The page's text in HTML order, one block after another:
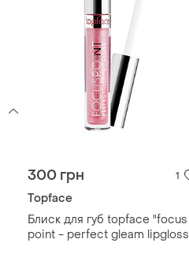
300 грн 1
Topface
Блиск для губ topface "focus
point - perfect gleam lipgloss